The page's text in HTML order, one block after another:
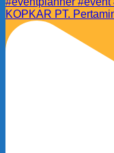
KOPKAR PT.